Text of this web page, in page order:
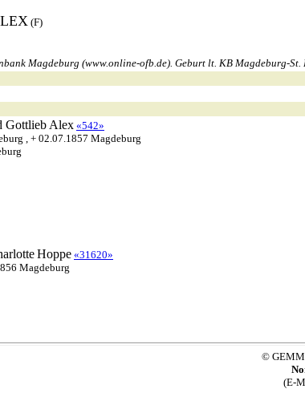
(F)
Magdeburg (www.online-ofb.de). Geburt lt. KB Magdeburg-St.
Gottlieb Alex «542»
, + 02.07.1857 Magdeburg
Hoppe «31620»
Magdeburg
©
(E-